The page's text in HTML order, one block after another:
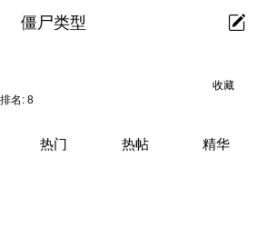
僵尸类型
收藏
排名: 8
热门 热帖 精华